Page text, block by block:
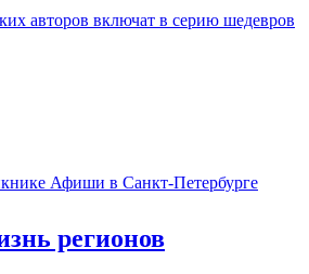
авторов включат в серию шедевров
Афиши в Санкт-Петербурге
регионов